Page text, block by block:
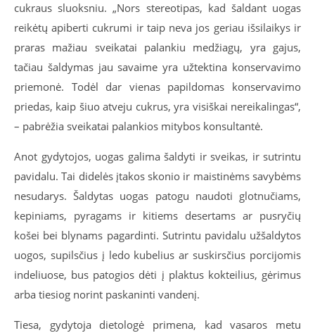
cukraus sluoksniu. „Nors stereotipas, kad šaldant uogas
reikėtų apiberti cukrumi ir taip neva jos geriau išsilaikys ir
praras mažiau sveikatai palankiu medžiagų, yra gajus,
tačiau šaldymas jau savaime yra užtektina konservavimo
priemonė. Todėl dar vienas papildomas konservavimo
priedas, kaip šiuo atveju cukrus, yra visiškai nereikalingas“,
– pabrėžia sveikatai palankios mitybos konsultantė.
Anot gydytojos, uogas galima šaldyti ir sveikas, ir sutrintu
pavidalu. Tai didelės įtakos skonio ir maistinėms savybėms
nesudarys. Šaldytas uogas patogu naudoti glotnučiams,
kepiniams, pyragams ir kitiems desertams ar pusryčių
košei bei blynams pagardinti. Sutrintu pavidalu užšaldytos
uogos, supilsčius į ledo kubelius ar suskirsčius porcijomis
indeliuose, bus patogios dėti į plaktus kokteilius, gėrimus
arba tiesiog norint paskaninti vandenį.
Tiesa, gydytoja dietologė primena, kad vasaros metu